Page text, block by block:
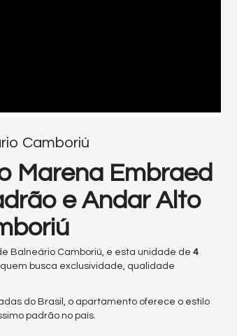
Camboriú
Marena Embraed
e Andar Alto
Balneário Camboriú, e esta unidade de 4
busca exclusividade, qualidade
do Brasil, o apartamento oferece o estilo
padrão no país.